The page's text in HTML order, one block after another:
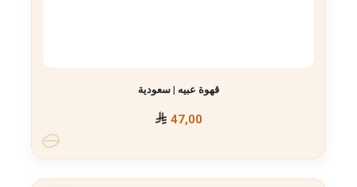
قهوة عبيه | سعودية
47,00